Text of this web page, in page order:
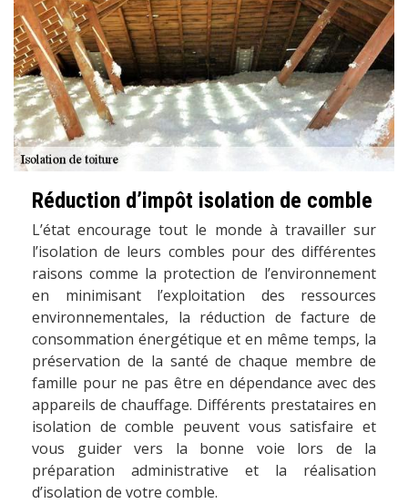
Réduction d’impôt isolation de comble
L’état encourage tout le monde à travailler sur
l’isolation de leurs combles pour des différentes
raisons comme la protection de l’environnement
en minimisant l’exploitation des ressources
environnementales, la réduction de facture de
consommation énergétique et en même temps, la
préservation de la santé de chaque membre de
famille pour ne pas être en dépendance avec des
appareils de chauffage. Différents prestataires en
isolation de comble peuvent vous satisfaire et
vous guider vers la bonne voie lors de la
préparation administrative et la réalisation
d’isolation de votre comble.